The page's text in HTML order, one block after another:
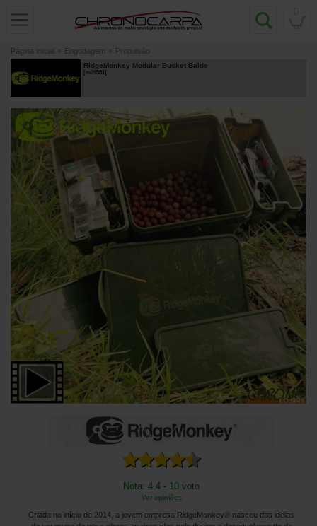
Página inicial » Engodagem » Propulsão
RidgeMonkey Modular Bucket Balde
m28581]
Nota: 4.4 - 10 voto
Ver opiniões
Criada no início de 2014, a jovem empresa RidgeMonkey® nasceu das ideias